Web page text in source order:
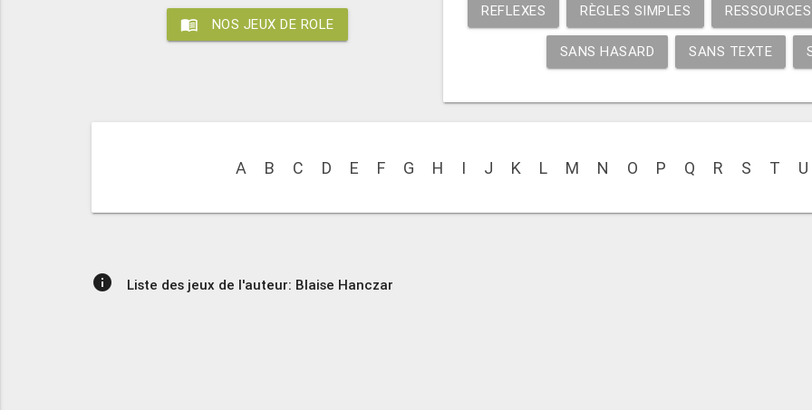
menu_book NOS JEUX DE ROLE
REFLEXES RÈGLES SIMPLES RESSOURCES
SANS HASARD SANS TEXTE
A B C D E F G H I J K L M N O P Q R S T U
info Liste des jeux de l'auteur: Blaise Hanczar